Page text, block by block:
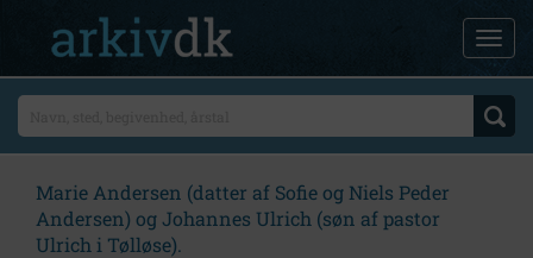
Marie Andersen (datter af Sofie og Niels Peder
Andersen) og Johannes Ulrich (søn af pastor
Ulrich i Tølløse).